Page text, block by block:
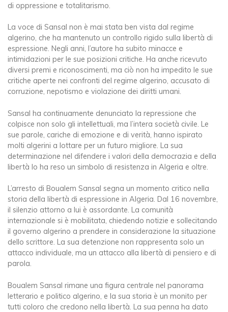
di oppressione e totalitarismo.
La voce di Sansal non è mai stata ben vista dal regime
algerino, che ha mantenuto un controllo rigido sulla libertà di
espressione. Negli anni, l’autore ha subito minacce e
intimidazioni per le sue posizioni critiche. Ha anche ricevuto
diversi premi e riconoscimenti, ma ciò non ha impedito le sue
critiche aperte nei confronti del regime algerino, accusato di
corruzione, nepotismo e violazione dei diritti umani.
Sansal ha continuamente denunciato la repressione che
colpisce non solo gli intellettuali, ma l’intera società civile. Le
sue parole, cariche di emozione e di verità, hanno ispirato
molti algerini a lottare per un futuro migliore. La sua
determinazione nel difendere i valori della democrazia e della
libertà lo ha reso un simbolo di resistenza in Algeria e oltre.
L’arresto di Boualem Sansal segna un momento critico nella
storia della libertà di espressione in Algeria. Dal 16 novembre,
il silenzio attorno a lui è assordante. La comunità
internazionale si è mobilitata, chiedendo notizie e sollecitando
il governo algerino a prendere in considerazione la situazione
dello scrittore. La sua detenzione non rappresenta solo un
attacco individuale, ma un attacco alla libertà di pensiero e di
parola.
Boualem Sansal rimane una figura centrale nel panorama
letterario e politico algerino, e la sua storia è un monito per
tutti coloro che credono nella libertà. La sua penna ha dato